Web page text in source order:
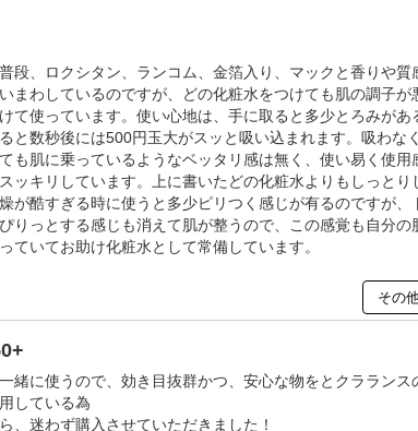
段、ロクシタン、ランコム、金箔入り、マックと香りや質
まわしているのですが、どの化粧水をつけても肌の調子が
て使っています。使い心地は、手に取ると多少とろみがあ
と数秒後には500円玉大がスッと吸い込まれます。吸わな
も肌に乗っているようなベッタリ感は無く、使い易く使用
ッキリしています。上に書いたどの化粧水よりもしっとり
が酷すぎる時に使うと多少ピリつく感じが有るのですが、
りっとする感じも消えて肌が整うので、この感覚も自分の
ていてお助け化粧水として常備しています。
その
緒に使うので、効き目抜群かつ、安心な物をとクラランス
している為
、迷わず購入させていただきました！